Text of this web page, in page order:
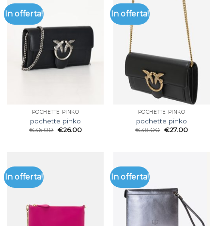
In offerta!
POCHETTE PINKO
pochette pinko
€36.00 €26.00
In offerta!
POCHETTE PINKO
pochette pinko
€38.00 €27.00
In offerta! In offerta!